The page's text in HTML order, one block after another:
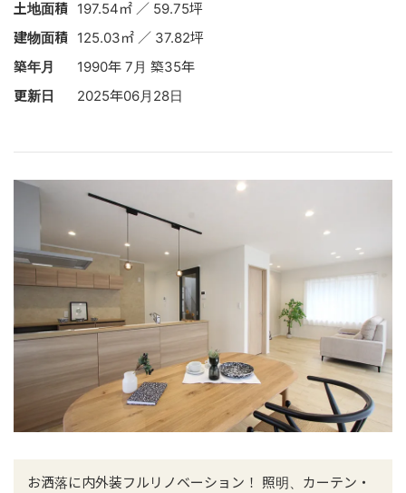
土地面積 197.54㎡ ／ 59.75坪
建物面積 125.03㎡ ／ 37.82坪
築年月
1990年 7月 築35年
更新日
2025年06月28日
お洒落に内外装フルリノベーション！ 照明、カーテン・